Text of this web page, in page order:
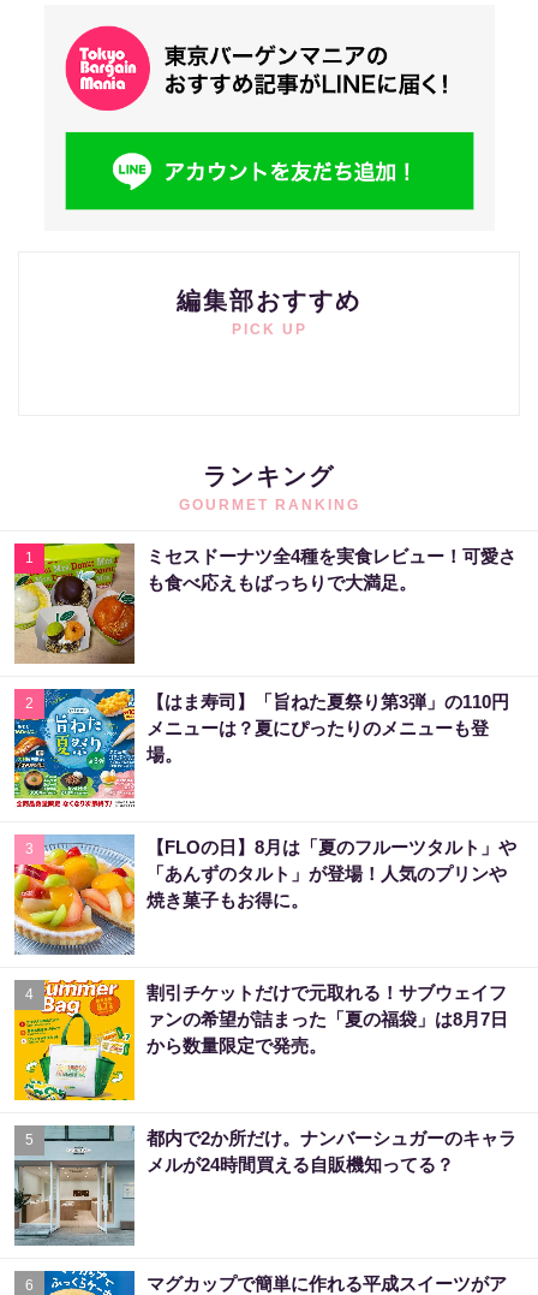
編集部おすすめ
PICK UP
ランキング
GOURMET RANKING
1
ミセスドーナツ全4種を実食レビュー！可愛さ
も食べ応えもばっちりで大満足。
2
【はま寿司】「旨ねた夏祭り第3弾」の110円
メニューは？夏にぴったりのメニューも登
場。
3
【FLOの日】8月は「夏のフルーツタルト」や
「あんずのタルト」が登場！人気のプリンや
焼き菓子もお得に。
4
割引チケットだけで元取れる！サブウェイフ
ァンの希望が詰まった「夏の福袋」は8月7日
から数量限定で発売。
5
都内で2か所だけ。ナンバーシュガーのキャラ
メルが24時間買える自販機知ってる？
6
マグカップで簡単に作れる平成スイーツがア